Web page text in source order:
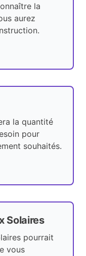
la
aurez
la quantité
pour
souhaités.
Solaires
pourrait
vous